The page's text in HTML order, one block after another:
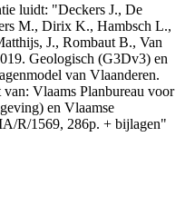
luidt: "Deckers J., De
M., Dirix K., Hambsch L.,
J., Rombaut B., Van
Geologisch (G3Dv3) en
van Vlaanderen.
Vlaams Planbureau voor
en Vlaamse
R/1569, 286p. + bijlagen"